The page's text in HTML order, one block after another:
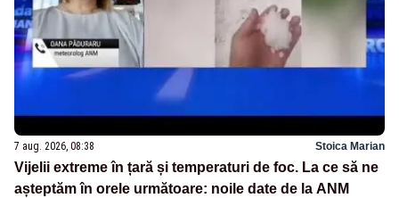
7 aug. 2026, 08:38 Stoica Marian
Vijelii extreme în țară și temperaturi de foc. La ce să ne
așteptăm în orele următoare: noile date de la ANM